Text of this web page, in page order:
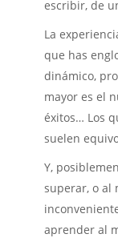
escribir, de
La
que has
dinámico,
mayor es el
éxitos… Los
suelen
Y,
superar, o al
aprender al